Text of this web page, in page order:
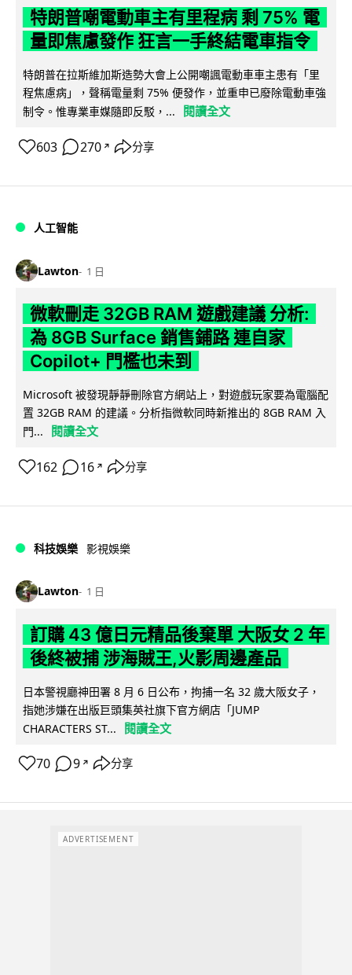
特朗普嘲電動車主有里程病 剩 75% 電
量即焦慮發作 狂言一手終結電車指令
特朗普在拉斯維加斯造勢大會上公開嘲諷電動車車主患有「里
程焦慮病」，聲稱電量剩 75% 便發作，並重申已廢除電動車強
制令。惟專業車媒隨即反駁，...
閱讀全文
603 270 ↗ 分享
人工智能
Lawton 1 日
微軟刪走 32GB RAM 遊戲建議 分析:
為 8GB Surface 銷售鋪路 連自家
Copilot+ 門檻也未到
Microsoft 被發現靜靜刪除官方網站上，對遊戲玩家要為電腦配
置 32GB RAM 的建議。分析指微軟同時新推出的 8GB RAM 入
門...
閱讀全文
162 16 ↗ 分享
科技娛樂 影視娛樂
Lawton 1 日
訂購 43 億日元精品後棄單 大阪女 2 年
後終被捕 涉海賊王,火影周邊產品
日本警視廳神田署 8 月 6 日公布，拘捕一名 32 歲大阪女子，
指她涉嫌在出版巨頭集英社旗下官方網店「JUMP
CHARACTERS ST...
閱讀全文
70 9 ↗ 分享
ADVERTISEMENT